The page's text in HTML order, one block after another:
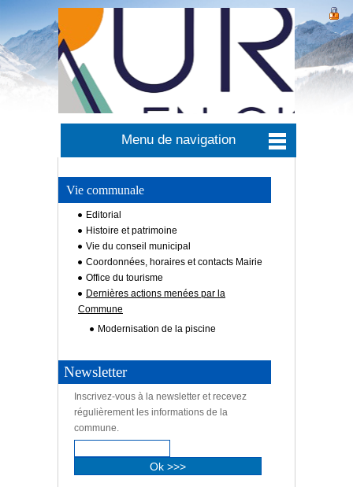
Menu de navigation
Vie communale
Editorial
Histoire et patrimoine
Vie du conseil municipal
Coordonnées, horaires et contacts Mairie
Office du tourisme
Dernières actions menées par la
Commune
Modernisation de la piscine
Newsletter
Inscrivez-vous à la newsletter et recevez
régulièrement les informations de la
commune.
Informations utiles tour de
France
Informations utiles tour de
En savoir plus...